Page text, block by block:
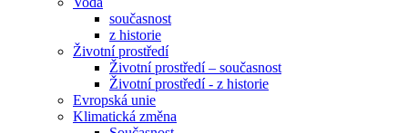
současnost
z historie
Životní prostředí
Životní prostředí – současnost
Životní prostředí ​- z historie
Evropská unie
Klimatická změna